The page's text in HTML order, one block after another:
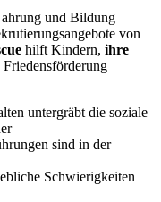
und Bildung
von
hilft Kindern, ihre
untergräbt die soziale
sind in der
Schwierigkeiten